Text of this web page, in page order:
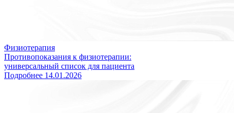
Физиотерапия
Противопоказания к физиотерапии:
универсальный список для пациента
Подробнее 14.01.2026